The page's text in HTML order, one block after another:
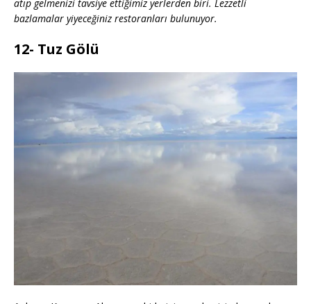
atıp gelmenizi tavsiye ettiğimiz yerlerden biri. Lezzetli
bazlamalar yiyeceğiniz restoranları bulunuyor.
12- Tuz Gölü